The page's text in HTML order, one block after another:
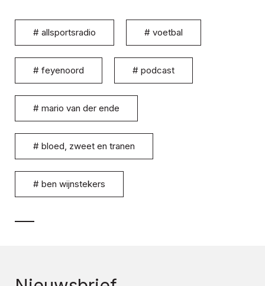
# allsportsradio # voetbal
# feyenoord # podcast
# mario van der ende
# bloed, zweet en tranen
# ben wijnstekers